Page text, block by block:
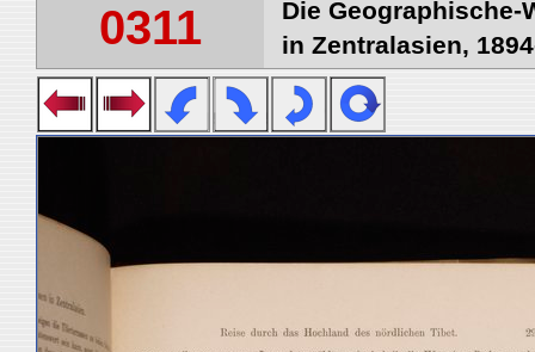
0311
Die
in Zentralasien,